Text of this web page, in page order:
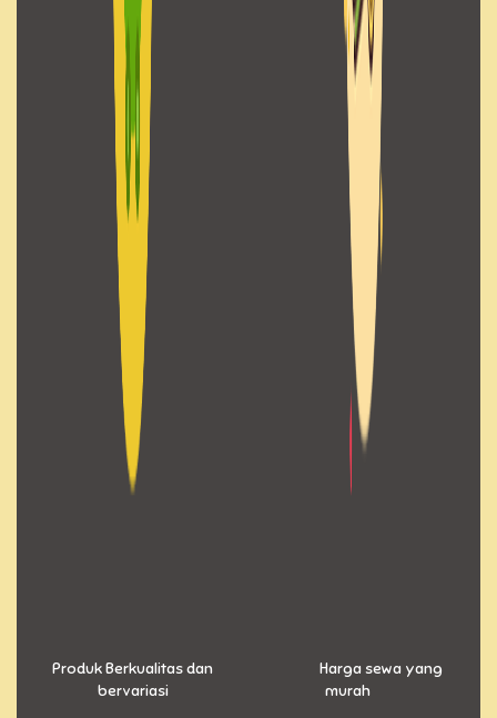
Produk Berkualitas dan
bervariasi
Harga sewa yang
murah